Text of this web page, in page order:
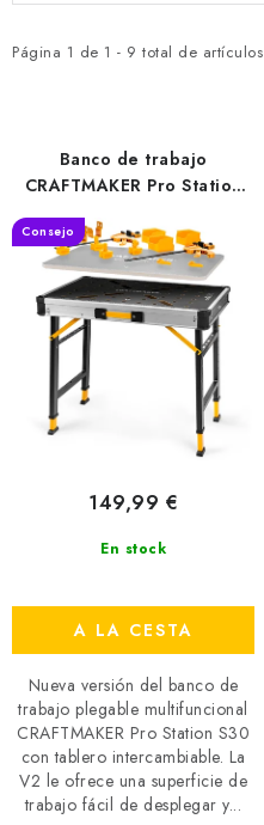
t
o
d
Página 1 de 1 - 9 total de artículos
d
o
r
Banco de trabajo
CRAFTMAKER Pro Station
Consejo
En stock
149,99 €
A LA CESTA
Nueva versión del banco de
trabajo plegable multifuncional
CRAFTMAKER Pro Station S30
con tablero intercambiable. La
V2 le ofrece una superficie de
trabajo fácil de desplegar y...